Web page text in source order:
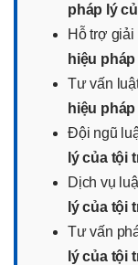
pháp lý
Hỗ trợ giải
hiệu
Tư vấn
hiệu
Đội ngũ
lý của tội
Dịch vụ
lý của tội
Tư vấn
lý của tội